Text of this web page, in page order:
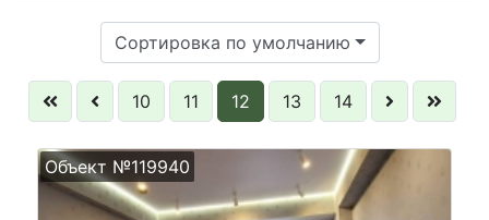
Сортировка по умолчанию
10 11 12 13 14
Объект №119940